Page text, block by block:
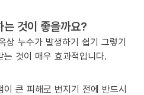
것이 좋을까요?
상 누수가 발생하기 쉽기 그렇기
것이 매우 효과적입니다.
큰 피해로 번지기 전에 반드시